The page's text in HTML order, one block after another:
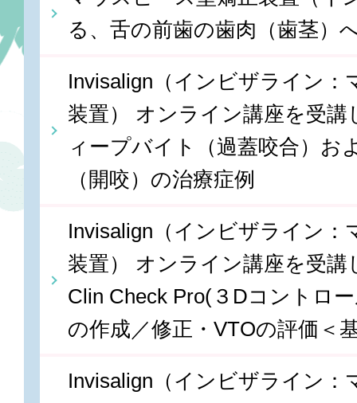
る、舌の前歯の歯肉（歯茎）
Invisalign（インビザライン：
装置） オンライン講座を受講
ィープバイト（過蓋咬合）お
（開咬）の治療症例
Invisalign（インビザライン：
装置） オンライン講座を受講
Clin Check Pro(３Dコントロ
の作成／修正・VTOの評価＜
Invisalign（インビザライン：